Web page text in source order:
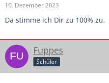
10. Dezember 2023
Da stimme ich Dir zu 100% zu.
Fuppes
Schüler